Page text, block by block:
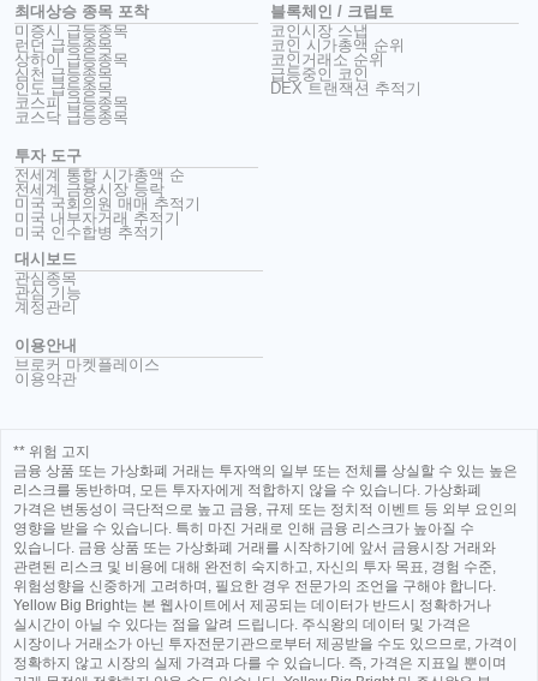
최대상승 종목 포착
미증시 급등종목
런던 급등종목
상하이 급등종목
심천 급등종목
인도 급등종목
코스피 급등종목
코스닥 급등종목
투자 도구
전세계 통합 시가총액 순
전세계 금융시장 등락
미국 국회의원 매매 추적기
미국 내부자거래 추적기
미국 인수합병 추적기
블록체인 / 크립토
코인시장 스냅
코인 시가총액 순위
코인거래소 순위
급등중인 코인
DEX 트랜잭션 추적기
대시보드
관심종목
관심 기능
계정관리
이용안내
브로커 마켓플레이스
이용약관
** 위험 고지
금융 상품 또는 가상화폐 거래는 투자액의 일부 또는 전체를 상실할 수 있는 높은
리스크를 동반하며, 모든 투자자에게 적합하지 않을 수 있습니다. 가상화폐
가격은 변동성이 극단적으로 높고 금융, 규제 또는 정치적 이벤트 등 외부 요인의
영향을 받을 수 있습니다. 특히 마진 거래로 인해 금융 리스크가 높아질 수
있습니다. 금융 상품 또는 가상화폐 거래를 시작하기에 앞서 금융시장 거래와
관련된 리스크 및 비용에 대해 완전히 숙지하고, 자신의 투자 목표, 경험 수준,
위험성향을 신중하게 고려하며, 필요한 경우 전문가의 조언을 구해야 합니다.
Yellow Big Bright는 본 웹사이트에서 제공되는 데이터가 반드시 정확하거나
실시간이 아닐 수 있다는 점을 알려 드립니다. 주식왕의 데이터 및 가격은
시장이나 거래소가 아닌 투자전문기관으로부터 제공받을 수도 있으므로, 가격이
정확하지 않고 시장의 실제 가격과 다를 수 있습니다. 즉, 가격은 지표일 뿐이며